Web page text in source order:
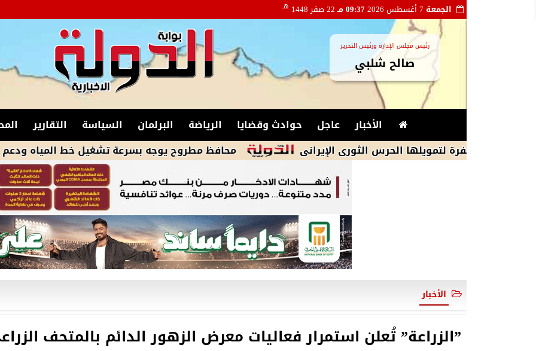
الجمعة 09:37 مـ 22 صفر 1448 هـ
رئيس مجلس الإدارة ورئيس التحرير
صالح شلبي
الأخبار عاجل حوادث وقضايا الرياضة البرلمان السياسة التقارير
محافظ مطروح يوجه بسرعة تشغيل خط المياه ودعم قرية أم
لتمويلها الحرس الثورى الإيرانى
الأخبار
”الزراعة” تُعلن استمرار فعاليات معرض الزهور الدائم بالمتحف